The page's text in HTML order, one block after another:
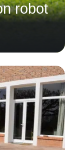
robot